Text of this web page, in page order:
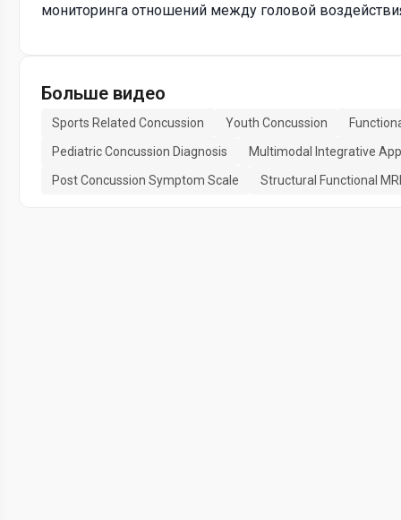
мониторинга отношений между головой
Больше видео
Sports Related Concussion Youth Concussion
Pediatric Concussion Diagnosis
Multimodal Integrative
Post Concussion Symptom Scale
Structural Functional MRI